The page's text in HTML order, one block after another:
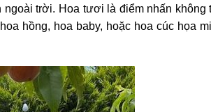
trời. Hoa tươi là điểm nhấn không
hồng, hoa baby, hoặc hoa cúc họa